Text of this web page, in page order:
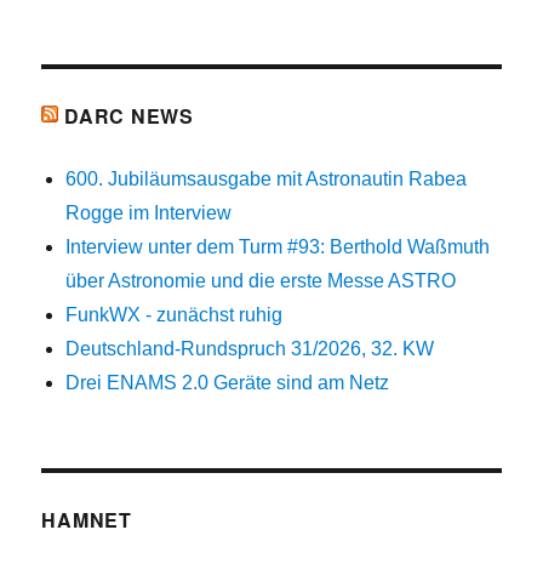
DARC NEWS
600. Jubiläumsausgabe mit Astronautin Rabea
Rogge im Interview
Interview unter dem Turm #93: Berthold Waßmuth
über Astronomie und die erste Messe ASTRO
FunkWX - zunächst ruhig
Deutschland-Rundspruch 31/2026, 32. KW
Drei ENAMS 2.0 Geräte sind am Netz
HAMNET